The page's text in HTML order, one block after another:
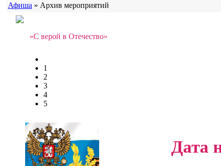
Афиша » Архив мероприятий
«С верой в Отечество»
1
2
3
4
5
Дата